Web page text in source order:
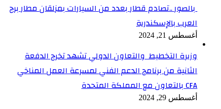
بالصور ..تصادم قطار بعدد من السيارات بمزلقان مطار برج
العرب بالإسكندرية
أغسطس 21, 2024
وزيرة التخطيط والتعاون الدولي تشهد تخرج الدفعة
الثانية من برنامج الدعم الفني لمسرعة العمل المناخي
CFA بالتعاون مع المملكة المتحدة
أغسطس 29, 2024